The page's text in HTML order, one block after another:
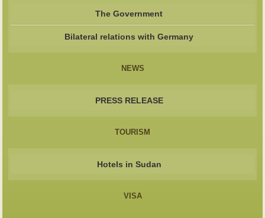
The Government
Bilateral relations with Germany
NEWS
PRESS RELEASE
TOURISM
Hotels in Sudan
VISA